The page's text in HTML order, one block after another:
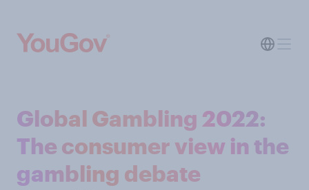
Global Gambling 2022:
The consumer view in the
gambling debate